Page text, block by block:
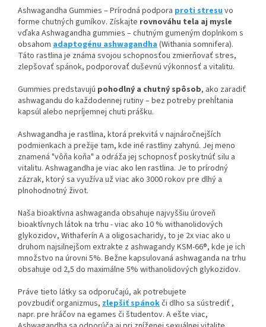
Ashwagandha Gummies – Prírodná podpora proti stresuvo
forme chutných gumíkov. Získajte rovnováhu tela aj mysle
vďaka Ashwagandha gummies – chutným gumeným doplnkom s
obsahom adaptogénu ashwagandha(Withania somnifera).
Táto rastlina je známa svojou schopnosťou zmierňovať stres,
zlepšovať spánok, podporovať duševnú výkonnosť a vitalitu.
Gummies predstavujú pohodlný a chutný spôsob, ako zaradiť
ashwagandu do každodennej rutiny – bez potreby prehĺtania
kapsúl alebo nepríjemnej chuti prášku.
Ashwagandha je rastlina, ktorá prekvitá v najnáročnejších
podmienkach a prežije tam, kde iné rastliny zahynú. Jej meno
znamená "vôňa koňa" a odráža jej schopnosť poskytnúť silu a
vitalitu. Ashwagandha je viac ako len rastlina. Je to prírodný
zázrak, ktorý sa využíva už viac ako 3000 rokov pre dlhý a
plnohodnotný život.
Naša bioaktívna ashwaganda obsahuje najvyššiu úroveň
bioaktívnych látok na trhu - viac ako 10 % withanolidových
glykozidov, Withaferín A a oligosacharidy, to je 2x viac ako u
druhom najsilnejšom extrakte z ashwagandy KSM-66®, kde je ich
množstvo na úrovni 5%. Bežne kapsulovaná ashwaganda na trhu
obsahuje od 2,5 do maximálne 5% withanolidových glykozidov.
Práve tieto látky sa odporučajú, ak potrebujete
povzbudiť organizmus, zlepšiť spánokči dlho sa sústrediť ,
napr. pre hráčov na egames či študentov. A ešte viac,